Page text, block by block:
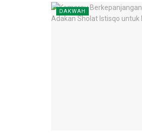
DAKWAH